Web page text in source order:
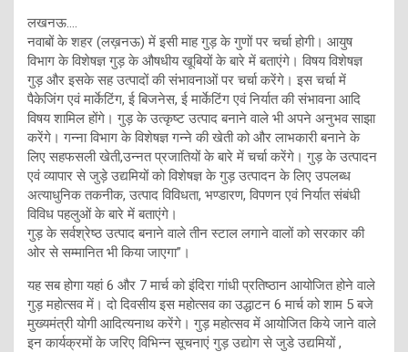
लखनऊ….
नवाबों के शहर (लख़नऊ) में इसी माह गुड़ के गुणों पर चर्चा होगी। आयुष
विभाग के विशेषज्ञ गुड़ के औषधीय खूबियों के बारे में बताएंगे। विषय विशेषज्ञ
गुड़ और इसके सह उत्पादों की संभावनाओं पर चर्चा करेंगे। इस चर्चा में
पैकेजिंग एवं मार्केटिंग, ई बिजनेस, ई मार्केटिंग एवं निर्यात की संभावना आदि
विषय शामिल होंगे। गुड़ के उत्कृष्ट उत्पाद बनाने वाले भी अपने अनुभव साझा
करेंगे। गन्ना विभाग के विशेषज्ञ गन्ने की खेती को और लाभकारी बनाने के
लिए सहफसली खेती,उन्नत प्रजातियों के बारे में चर्चा करेंगे। गुड़ के उत्पादन
एवं व्यापार से जुड़े उद्यमियों को विशेषज्ञ के गुड़ उत्पादन के लिए उपलब्ध
अत्याधुनिक तकनीक, उत्पाद विविधता, भण्डारण, विपणन एवं निर्यात संबंधी
विविध पहलुओं के बारे में बताएंगे।
गुड़ के सर्वश्रेष्ठ उत्पाद बनाने वाले तीन स्टाल लगाने वालों को सरकार की
ओर से सम्मानित भी किया जाएगा”।
यह सब होगा यहां 6 और 7 मार्च को इंदिरा गांधी प्रतिष्ठान आयोजित होने वाले
गुड़ महोत्सव में। दो दिवसीय इस महोत्सव का उद्धाटन 6 मार्च को शाम 5 बजे
मुख्यमंत्री योगी आदित्यनाथ करेंगे। गुड़ महोत्सव में आयोजित किये जाने वाले
इन कार्यक्रमों के जरिए विभिन्न सूचनाएं गुड़ उद्योग से जुडे उद्यमियों ,